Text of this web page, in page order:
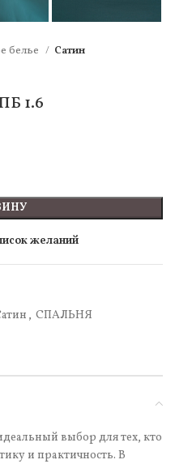
белье Сатин
1.6
желаний
, СПАЛЬНЯ
выбор для тех, кто
и практичность. В